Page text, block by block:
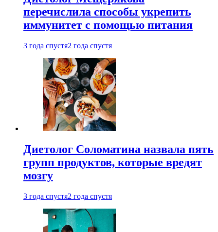
перечислила способы укрепить
иммунитет с помощью питания
3 года спустя2 года спустя
Диетолог Соломатина назвала пять
групп продуктов, которые вредят
мозгу
3 года спустя2 года спустя